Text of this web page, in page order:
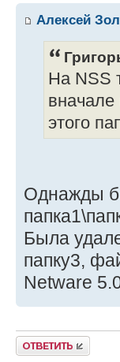
Алексей
На NSS
этого
Однажды
Была
папку3,
Netware
Ответить